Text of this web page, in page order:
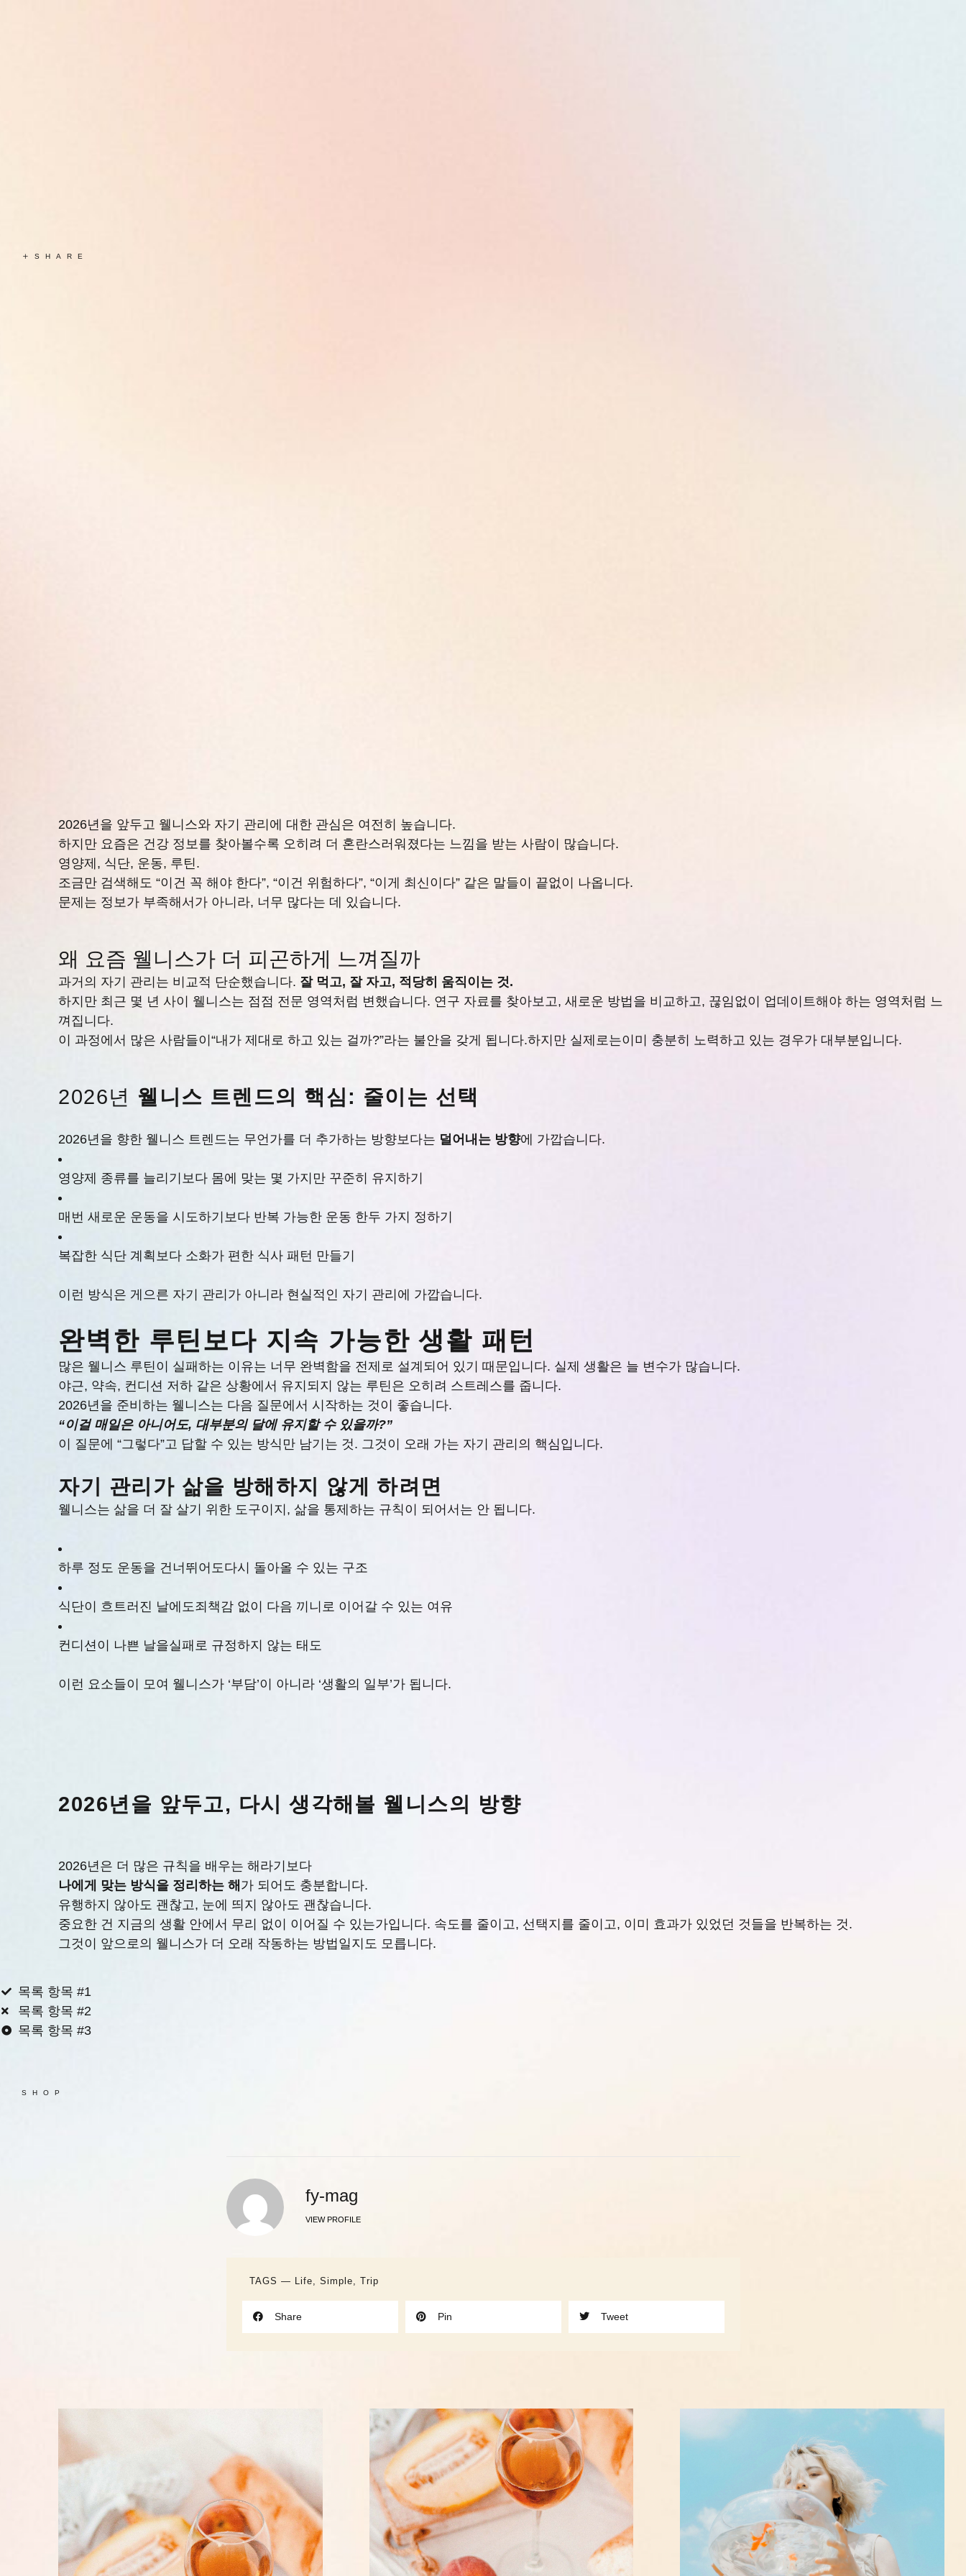
SHARE
2026년을 앞두고 웰니스와 자기 관리에 대한 관심은 여전히 높습니다.
하지만 요즘은 건강 정보를 찾아볼수록 오히려 더 혼란스러워졌다는 느낌을 받는 사람이 많습니다.
영양제, 식단, 운동, 루틴.
조금만 검색해도 “이건 꼭 해야 한다”, “이건 위험하다”, “이게 최신이다” 같은 말들이 끝없이 나옵니다.
문제는 정보가 부족해서가 아니라, 너무 많다는 데 있습니다.
왜 요즘 웰니스가 더 피곤하게 느껴질까
과거의 자기 관리는 비교적 단순했습니다. 잘 먹고, 잘 자고, 적당히 움직이는 것.
하지만 최근 몇 년 사이 웰니스는 점점 전문 영역처럼 변했습니다. 연구 자료를 찾아보고, 새로운 방법을 비교하고, 끊임없이 업데이트해야 하는 영역처럼 느
껴집니다.
이 과정에서 많은 사람들이“내가 제대로 하고 있는 걸까?”라는 불안을 갖게 됩니다.하지만 실제로는이미 충분히 노력하고 있는 경우가 대부분입니다.
2026년 웰니스 트렌드의 핵심: 줄이는 선택
2026년을 향한 웰니스 트렌드는 무언가를 더 추가하는 방향보다는 덜어내는 방향에 가깝습니다.
영양제 종류를 늘리기보다 몸에 맞는 몇 가지만 꾸준히 유지하기
매번 새로운 운동을 시도하기보다 반복 가능한 운동 한두 가지 정하기
복잡한 식단 계획보다 소화가 편한 식사 패턴 만들기
이런 방식은 게으른 자기 관리가 아니라 현실적인 자기 관리에 가깝습니다.
완벽한 루틴보다 지속 가능한 생활 패턴
많은 웰니스 루틴이 실패하는 이유는 너무 완벽함을 전제로 설계되어 있기 때문입니다. 실제 생활은 늘 변수가 많습니다.
야근, 약속, 컨디션 저하 같은 상황에서 유지되지 않는 루틴은 오히려 스트레스를 줍니다.
2026년을 준비하는 웰니스는 다음 질문에서 시작하는 것이 좋습니다.
“이걸 매일은 아니어도, 대부분의 달에 유지할 수 있을까?”
이 질문에 “그렇다”고 답할 수 있는 방식만 남기는 것. 그것이 오래 가는 자기 관리의 핵심입니다.
자기 관리가 삶을 방해하지 않게 하려면
웰니스는 삶을 더 잘 살기 위한 도구이지, 삶을 통제하는 규칙이 되어서는 안 됩니다.
하루 정도 운동을 건너뛰어도다시 돌아올 수 있는 구조
식단이 흐트러진 날에도죄책감 없이 다음 끼니로 이어갈 수 있는 여유
컨디션이 나쁜 날을실패로 규정하지 않는 태도
이런 요소들이 모여 웰니스가 ‘부담’이 아니라 ‘생활의 일부’가 됩니다.
2026년을 앞두고, 다시 생각해볼 웰니스의 방향
2026년은 더 많은 규칙을 배우는 해라기보다
나에게 맞는 방식을 정리하는 해 가 되어도 충분합니다.
유행하지 않아도 괜찮고, 눈에 띄지 않아도 괜찮습니다.
중요한 건 지금의 생활 안에서 무리 없이 이어질 수 있는가입니다. 속도를 줄이고, 선택지를 줄이고, 이미 효과가 있었던 것들을 반복하는 것.
그것이 앞으로의 웰니스가 더 오래 작동하는 방법일지도 모릅니다.
목록 항목 #1
목록 항목 #2
목록 항목 #3
SHOP
fy-mag
VIEW PROFILE
TAGS ― Life Simple Trip
Share Pin Tweet